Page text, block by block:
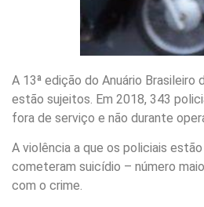
A 13ª edição do Anuário
estão sujeitos. Em 2018, 343
fora de serviço e não durante
A violência a que os policiais
cometeram suicídio – número
com o crime.